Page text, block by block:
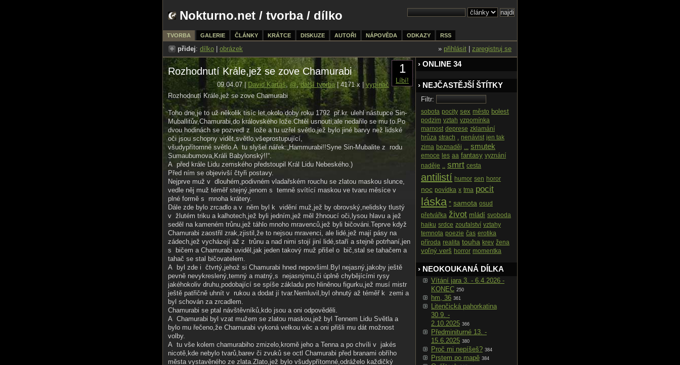
Nokturno.net / tvorba/ dílko
TVORBA GALERIE ČLÁNKY KRÁTCE DISKUZE AUTOŘI NÁPOVĚDA ODKAZY RSS
přidej: dílko obrázek » přihlásit zaregistruj se
1
Líbí!
Rozhodnutí Krále,jež se zove Chamurabi
09.04.07 | David Kartaš, @,další tvorba| 4171 x |vypínač
Rozhodnutí Krále,jež se zove Chamurabi
Toho dne,je to už několik tisíc let,okolo doby roku 1792 př.kr. ulehl nástupce Sin-
Muballitův,Cha­murabi,do královského lože.Chtěl usnouti,ale nedařilo se mu to.Po
dvou hodinách se pozvedl z lože a tu uzřel světlo,jež bylo jiné barvy než lidské
oči jsou schopny vidět,světlo,vše­prostupující,
všudypřítomné světlo.A tu slyšel nářek:„Hammu­rabi!!Syne Sin-Mubalite z rodu
Sumaubumova,Králi Babylonský!!“.
A před krále Lidu zemského předstoupil Král Lidu Nebeského.)
Před ním se objevivší čtyři postavy.
Nejprve muž v dlouhém,podivném vladařském rouchu se zlatou maskou slunce,
vedle něj muž téměř stejný,jenom s temně svítící maskou ve tvaru měsíce v
plné formě s mnoha krátery.
Dále zde bylo zrcadlo a v něm byl k vidění muž,jež by obrovský,nelidsky tlustý
v žlutém triku a kalhotech,jež byli jedním,jež měl žhnoucí oči,lysou hlavu a jež
seděl na kameném trůnu,jež táhlo mnoho mravenců,jež byli bičováni.Teprve když
Chamurabi zaostřil zrak,zjistil,že to nejsou mravenci, ale lidé,jež mají pásy na
zádech,jež vycházejí až z trůnu a nad nimi stojí jiní lidé,staří a stejně potrhaní,jen
s bičem a Chamurabi uviděl,jak jeden takový muž přišel o bič,stal se tahačem a
tahač se stal bičovatelem.
A byl zde i čtvrtý,jehož si Chamurabi hned nepovšiml.Byl nejasný,jakoby ještě
pevně nevykreslený,temný a matný,s nejas­nýmu,či úplně chybějícími rysy
jakéhokoliv druhu,podobající se spíše základu pro hliněnou figurku,jež musí mistr
ještě patřičně uhnít v rukou a dodat jí tvar.Nemluvil,byl ohnutý až téměř k zemi a
byl schován za zrcadlem.
Chamurabi se ptal návštěvníků,kdo jsou a oni odpověděli.
A Chamurabi byl vzat mužem se zlatou maskou,jež byl Tennem Lidu Světla a
bylo mu řečeno,že Chamurabi vykoná velkou věc a oni přišli mu dát možnost
volby.
A tu vše kolem chamurabiho zmizelo,kromě jeho a Tenna a po chvíli v jakés
nicotě,kde nebylo tvarů,barev či zvuků se octl Chamurabi před branami obřího
města vystavěného ze zlata.Zlato,jež bylo všudypřítomné­,odráželo každičký
› ONLINE 34
› NEJČASTĚJŠÍ ŠTÍTKY
Filtr:
sobota pocity sex město bolest
podzim vztah vzpomínka
marnost deprese zklamání
hrůza strach . nenávist jen tak
zima beznaděj ... smutek
emoce les aa fantasy vyznání
naděje .. smrt cesta
antilistí humor sen horor
noc povídka x tma pocit
láska * samota osud
přetvářka život mládí svoboda
haiku srdce zoufalství vztahy
temnota poezie čas erotika
příroda realita touha krev žena
voľný verš horror momentka
› NEOKOUKANÁ DÍLKA
Vítání jara 3. - 6.4.2026 -
KONEC 250
hm, 36 361
Litenčická pahorkatina
30.9. -
2.10.2025 366
Předminiturné 13. -
15.6.2025 380
Proč mi nepíšeš? 384
Prstem po mapě 384